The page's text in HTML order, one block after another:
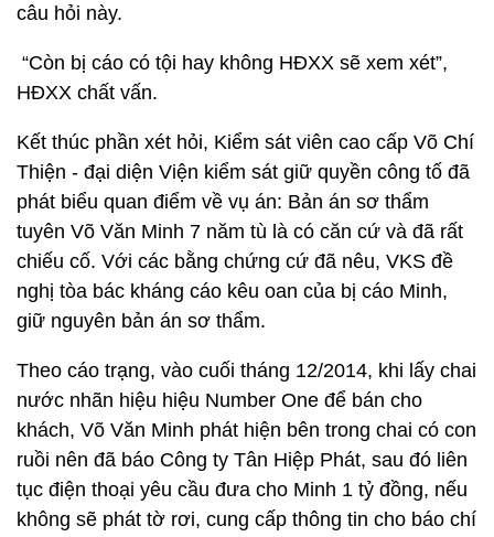
câu hỏi này.
“Còn bị cáo có tội hay không HĐXX sẽ xem xét”,
HĐXX chất vấn.
Kết thúc phần xét hỏi, Kiểm sát viên cao cấp Võ Chí
Thiện - đại diện Viện kiểm sát giữ quyền công tố đã
phát biểu quan điểm về vụ án: Bản án sơ thẩm
tuyên Võ Văn Minh 7 năm tù là có căn cứ và đã rất
chiếu cố. Với các bằng chứng cứ đã nêu, VKS đề
nghị tòa bác kháng cáo kêu oan của bị cáo Minh,
giữ nguyên bản án sơ thẩm.
Theo cáo trạng, vào cuối tháng 12/2014, khi lấy chai
nước nhãn hiệu hiệu Number One để bán cho
khách, Võ Văn Minh phát hiện bên trong chai có con
ruồi nên đã báo Công ty Tân Hiệp Phát, sau đó liên
tục điện thoại yêu cầu đưa cho Minh 1 tỷ đồng, nếu
không sẽ phát tờ rơi, cung cấp thông tin cho báo chí